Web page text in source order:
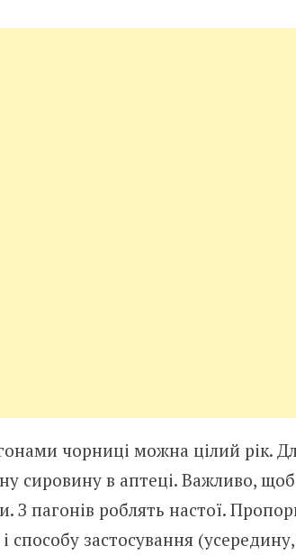
чорниці можна цілий рік.
сировину в аптеці. Важливо,
З пагонів роблять настої.
способу застосування